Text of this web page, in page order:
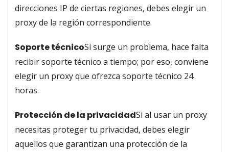
direcciones IP de ciertas regiones, debes elegir un
proxy de la región correspondiente.
Soporte técnicoSi surge un problema, hace falta
recibir soporte técnico a tiempo; por eso, conviene
elegir un proxy que ofrezca soporte técnico 24
horas.
Protección de la privacidadSi al usar un proxy
necesitas proteger tu privacidad, debes elegir
aquellos que garantizan una protección de la